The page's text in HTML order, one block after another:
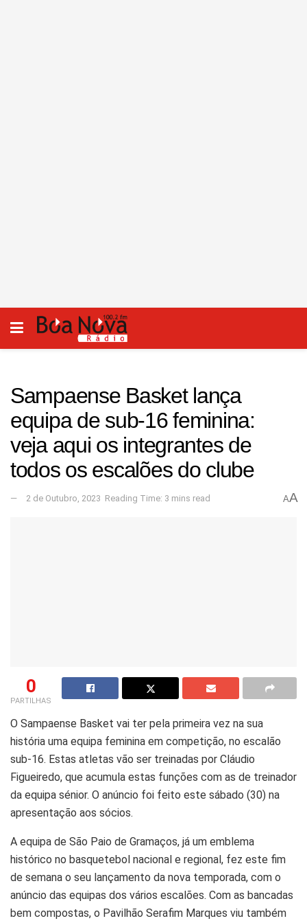
Sampaense Basket lança
equipa de sub-16 feminina:
veja aqui os integrantes de
todos os escalões do clube
2 de Outubro, 2023 Reading Time: 3 mins read AA
0
PARTILHAS
O Sampaense Basket vai ter pela primeira vez na sua
história uma equipa feminina em competição, no escalão
sub-16. Estas atletas vão ser treinadas por Cláudio
Figueiredo, que acumula estas funções com as de treinador
da equipa sénior. O anúncio foi feito este sábado (30) na
apresentação aos sócios.
A equipa de São Paio de Gramaços, já um emblema
histórico no basquetebol nacional e regional, fez este fim
de semana o seu lançamento da nova temporada, com o
anúncio das equipas dos vários escalões. Com as bancadas
bem compostas, o Pavilhão Serafim Marques viu também